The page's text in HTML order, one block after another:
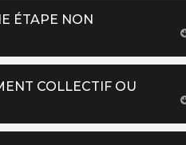
ÉTAPE NON
COLLECTIF OU